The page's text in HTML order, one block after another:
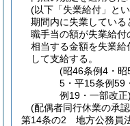
(以下「失業給付」と
期間内に失業してい
職手当の額が失業給付
相当する金額を失業給
して支給する。
(昭46条例4・昭
5・平15条例59
例19・一部改正)
(配偶者同行休業の承
第14条の2
地方公務員